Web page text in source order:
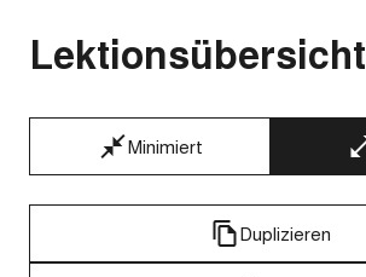
Lektionsübersicht
Minimiert
Duplizieren